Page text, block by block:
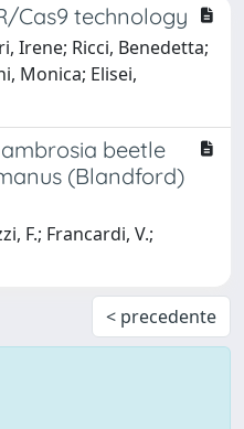
Cas9 technology
Irene; Ricci, Benedetta;
Monica; Elisei,
beetle
(Blandford)
F.; Francardi, V.;
< precedente